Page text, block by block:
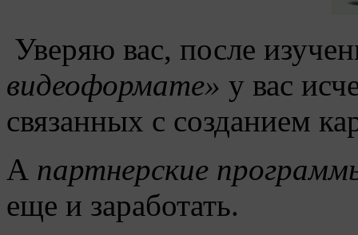
Уверяю вас, после
видеоформате» у вас
связанных с созданием
А партнерские
еще и заработать.